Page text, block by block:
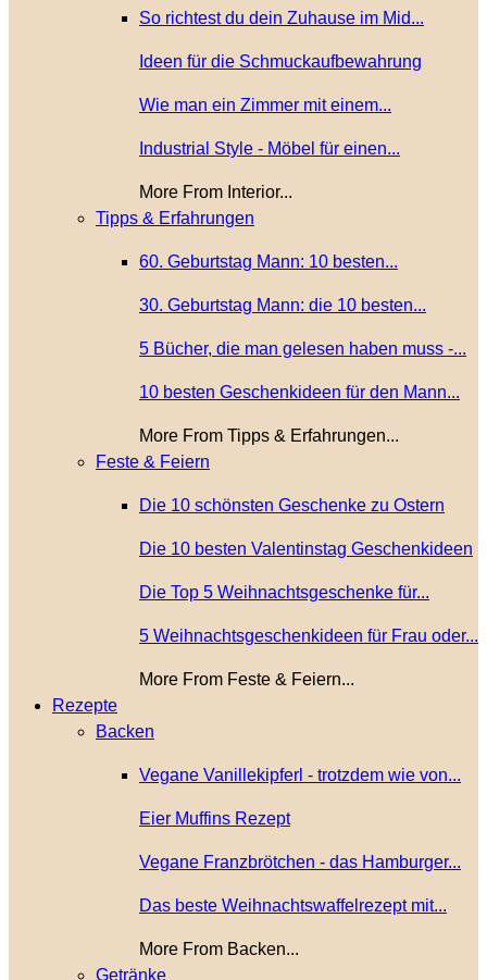
So richtest du dein Zuhause im Mid...
Ideen für die Schmuckaufbewahrung
Wie man ein Zimmer mit einem...
Industrial Style - Möbel für einen...
More From Interior...
Tipps & Erfahrungen
60. Geburtstag Mann: 10 besten...
30. Geburtstag Mann: die 10 besten...
5 Bücher, die man gelesen haben muss -...
10 besten Geschenkideen für den Mann...
More From Tipps & Erfahrungen...
Feste & Feiern
Die 10 schönsten Geschenke zu Ostern
Die 10 besten Valentinstag Geschenkideen
Die Top 5 Weihnachtsgeschenke für...
5 Weihnachtsgeschenkideen für Frau oder...
More From Feste & Feiern...
Rezepte
Backen
Vegane Vanillekipferl - trotzdem wie von...
Eier Muffins Rezept
Vegane Franzbrötchen - das Hamburger...
Das beste Weihnachtswaffelrezept mit...
More From Backen...
Getränke